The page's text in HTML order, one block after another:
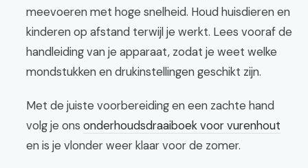
meevoeren met hoge snelheid. Houd huisdieren en
kinderen op afstand terwijl je werkt. Lees vooraf de
handleiding van je apparaat, zodat je weet welke
mondstukken en drukinstellingen geschikt zijn.
Met de juiste voorbereiding en een zachte hand
volg je ons onderhoudsdraaiboek voor vurenhout
en is je vlonder weer klaar voor de zomer.